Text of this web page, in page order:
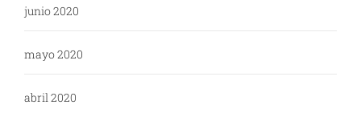
junio 2020
mayo 2020
abril 2020